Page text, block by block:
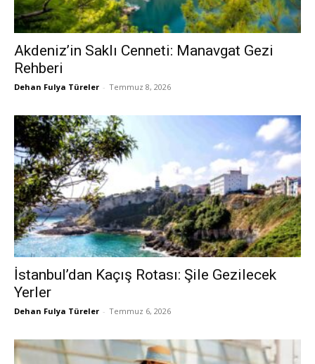
Akdeniz’in Saklı Cenneti: Manavgat Gezi
Rehberi
Dehan Fulya Türeler - Temmuz 8, 2026
İstanbul’dan Kaçış Rotası: Şile Gezilecek
Yerler
Dehan Fulya Türeler - Temmuz 6, 2026